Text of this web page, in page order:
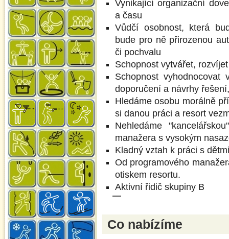
Vynikající organizační
a času
Vůdčí osobnost, která
bude pro ně přirozenou
či pochvalu
Schopnost vytvářet,
Schopnost vyhodnocovat
doporučení a návrhy
Hledáme osobu morálně
si danou práci a resort
Nehledáme
manažera s vysokým
Kladný vztah k práci s
Od programového
otiskem resortu.
Aktivní řidič skupiny B
Co nabízíme